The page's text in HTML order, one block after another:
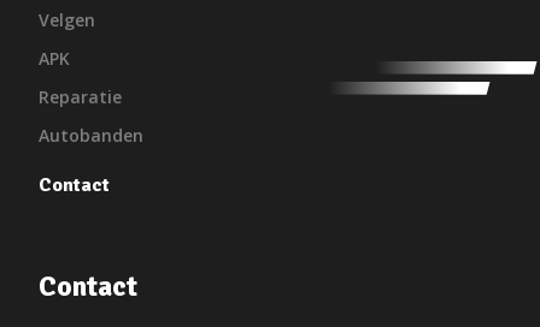
Velgen
APK
Reparatie
Autobanden
Contact
Contact